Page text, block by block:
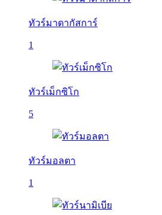
ทัวร์มาดากัสการ์
1
ทัวร์เม็กซิโก
5
ทัวร์มอลตา
1